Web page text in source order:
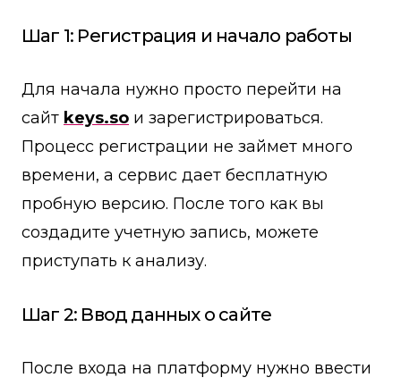
Шаг 1: Регистрация и начало работы
Для начала нужно просто перейти на
сайт keys.so и зарегистрироваться.
Процесс регистрации не займет много
времени, а сервис дает бесплатную
пробную версию. После того как вы
создадите учетную запись, можете
приступать к анализу.
Шаг 2: Ввод данных о сайте
После входа на платформу нужно ввести